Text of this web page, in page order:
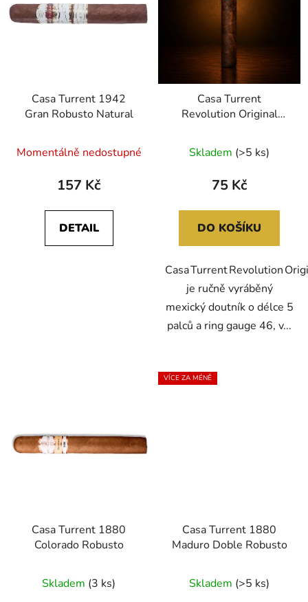
Casa Turrent 1942
Gran Robusto Natural
hodnocení
produktu
0,0
z
Momentálně nedostupné
157 Kč
DETAIL
Casa Turrent
Revolution Original
Skladem (>5 ks)
75 Kč
DO KOŠÍKU
Casa Turrent Revolution
je ručně vyráběný
mexický doutník o délce 5
palců a ring gauge 46, v...
Casa Turrent 1880
Colorado Robusto
Skladem (3 ks)
VÍCE ZA MÉNĚ
Casa Turrent 1880
Maduro Doble Robusto
Skladem (>5 ks)